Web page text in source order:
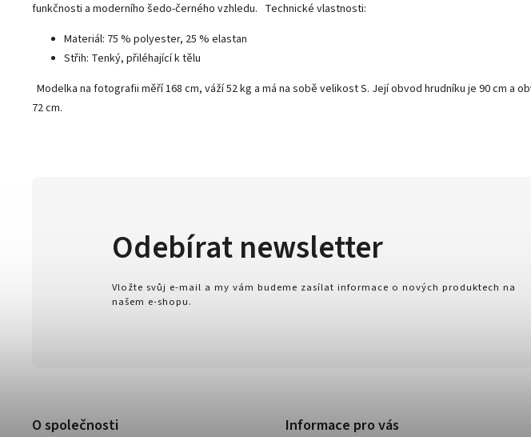
funkčnosti a moderního šedo-černého vzhledu. Technické vlastnosti:
Materiál: 75 % polyester, 25 % elastan
Střih: Tenký, přiléhající k tělu
Modelka na fotografii měří 168 cm, váží 52 kg a má na sobě velikost S. Její obvod hrudníku je 90 cm a
72 cm.
O společnosti Informace pro vás
Odebírat newsletter
Vložte svůj e-mail a my vám budeme zasílat informace o nových produktech na
našem e-shopu.